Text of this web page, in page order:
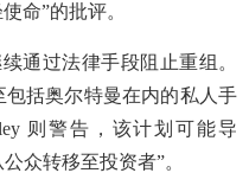
命”的批评。
通过法律手段阻止重组。
括奥尔特曼在内的私人手
则警告，该计划可能导
众转移至投资者”。